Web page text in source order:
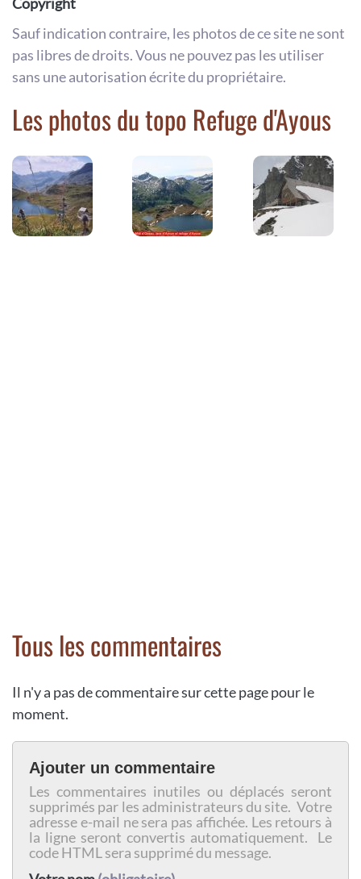
Sauf indication contraire, les photos de ce site ne sont
pas libres de droits. Vous ne pouvez pas les utiliser
sans une autorisation écrite du propriétaire.
Les photos du topo Refuge d'Ayous
Tous les commentaires
Il n'y a pas de commentaire sur cette page pour le
moment.
Ajouter un commentaire
Les commentaires inutiles ou déplacés seront
supprimés par les administrateurs du site. Votre
adresse e-mail ne sera pas affichée. Les retours à
la ligne seront convertis automatiquement. Le
code HTML sera supprimé du message.